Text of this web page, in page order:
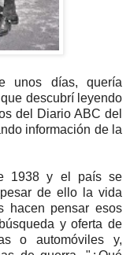
unos días, quería
descubrí leyendo
del Diario ABC del
información de la
1938 y el país se
de ello la vida
hacen pensar esos
y oferta de
o automóviles y,